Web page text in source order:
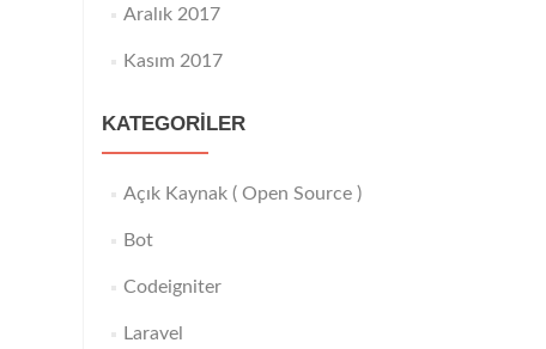
Aralık 2017
Kasım 2017
KATEGORILER
Açık Kaynak ( Open Source )
Bot
Codeigniter
Laravel